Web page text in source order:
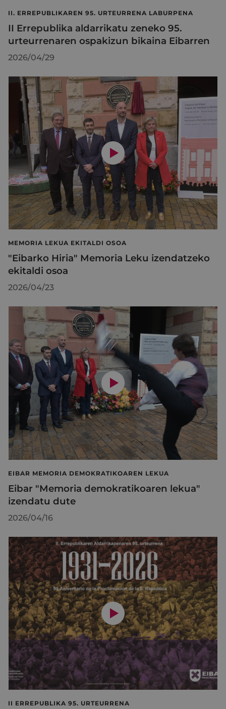
II. ERREPUBLIKAREN 95. URTEURRENA LABURPENA
II Errepublika aldarrikatu zeneko 95.
urteurrenaren ospakizun bikaina Eibarren
2026/04/29
MEMORIA LEKUA EKITALDI OSOA
"Eibarko Hiria" Memoria Leku izendatzeko
ekitaldi osoa
2026/04/23
EIBAR MEMORIA DEMOKRATIKOAREN LEKUA
Eibar "Memoria demokratikoaren lekua"
izendatu dute
2026/04/16
II ERREPUBLIKA 95. URTEURRENA